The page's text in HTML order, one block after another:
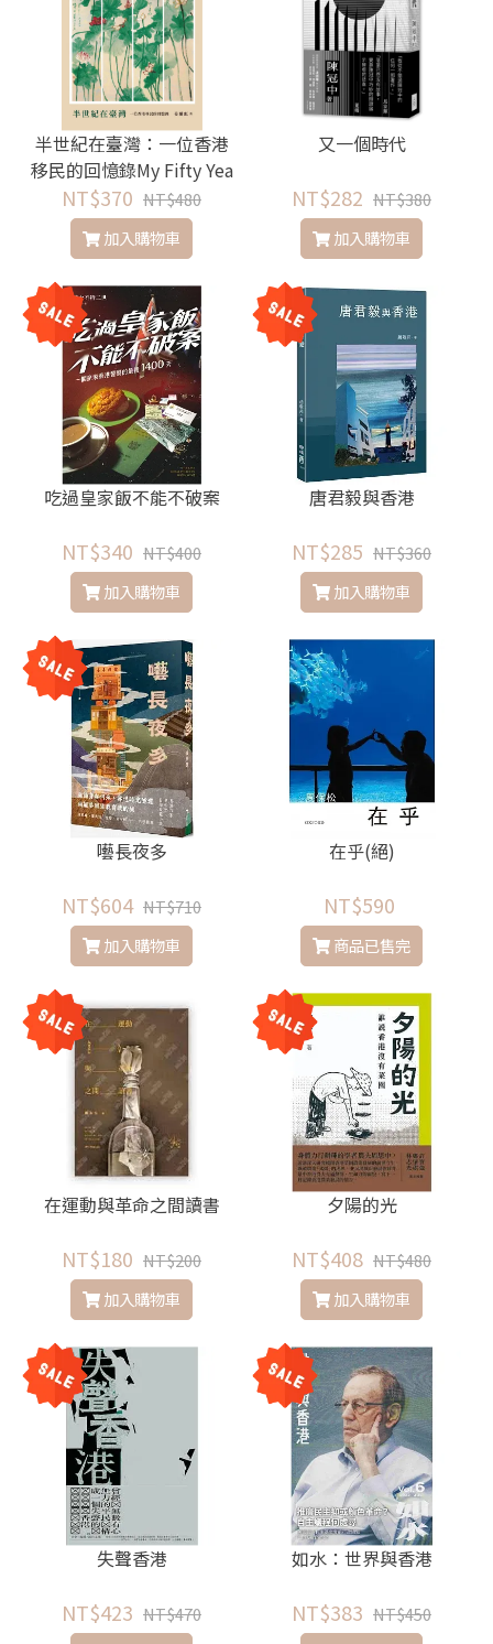
半世紀在臺灣：一位香港
移民的回憶錄My Fifty Yea
rs in Taiwan: A Memoir of
Sorts
NT$370 NT$480
加入購物車
又一個時代
NT$282 NT$380
加入購物車
吃過皇家飯不能不破案
NT$340 NT$400
加入購物車
唐君毅與香港
NT$285 NT$360
加入購物車
囈長夜多
NT$604 NT$710
加入購物車
在乎(絕)
NT$590
商品已售完
在運動與革命之間讀書
NT$180 NT$200
加入購物車
夕陽的光
NT$408 NT$480
加入購物車
失聲香港
NT$423 NT$470
如水：世界與香港
NT$383 NT$450